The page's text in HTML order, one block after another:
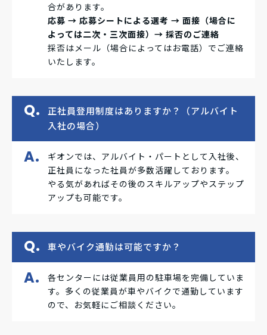
合があります。
応募 → 応募シートによる選考 → 面接（場合に
よっては二次・三次面接）→ 採否のご連絡
採否はメール（場合によってはお電話）でご連絡
いたします。
正社員登用制度はありますか？（アルバイト
入社の場合）
ギオンでは、アルバイト・パートとして入社後、
正社員になった社員が多数活躍しております。
やる気があればその後のスキルアップやステップ
アップも可能です。
車やバイク通勤は可能ですか？
各センターには従業員用の駐車場を完備していま
す。多くの従業員が車やバイクで通勤しています
ので、お気軽にご相談ください。